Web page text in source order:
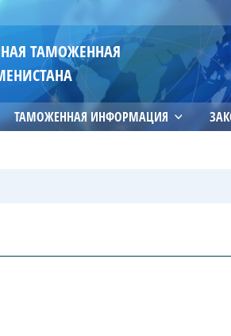
ТАМОЖЕННАЯ
ТАМОЖЕННАЯ ИНФОРМАЦИЯ